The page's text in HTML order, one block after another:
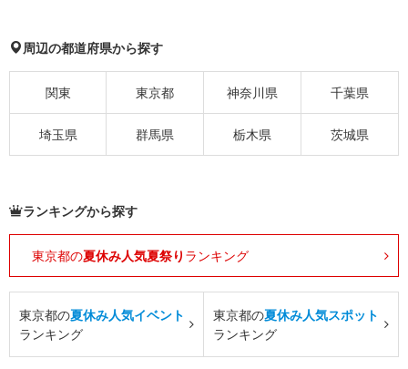
周辺の都道府県から探す
関東 東京都 神奈川県 千葉県
埼玉県 群馬県 栃木県 茨城県
ランキングから探す
東京都の夏休み人気夏祭り ランキング
東京都の夏休み人気イベント
ランキング
東京都の夏休み人気スポット
ランキング